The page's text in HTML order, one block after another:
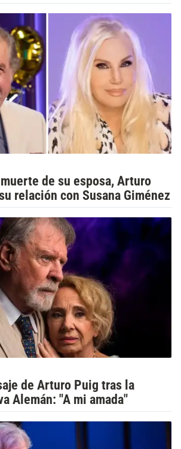
de su esposa, Arturo
relación con Susana Giménez
de Arturo Puig tras la
Alemán: "A mi amada"